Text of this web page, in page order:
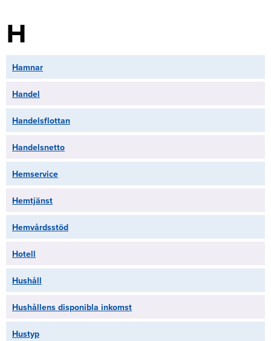
H
Hamnar
Handel
Handelsflottan
Handelsnetto
Hemservice
Hemtjänst
Hemvårdsstöd
Hotell
Hushåll
Hushållens disponibla inkomst
Hustyp